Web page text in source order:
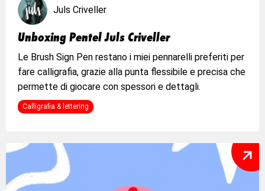
Juls Criveller
Unboxing Pentel Juls Criveller
Le Brush Sign Pen restano i miei pennarelli preferiti per
fare calligrafia, grazie alla punta flessibile e precisa che
permette di giocare con spessori e dettagli.
Calligrafia & lettering